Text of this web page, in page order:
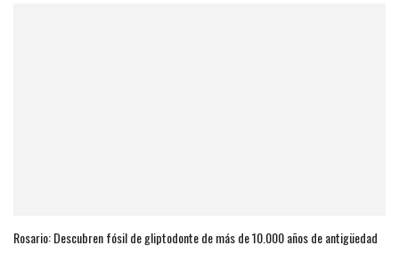
Rosario: Descubren fósil de gliptodonte de más de 10.000 años de antigüedad